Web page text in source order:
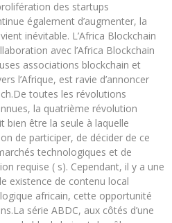
des startups
également d’augmenter, la
inévitable. L’Africa Blockchain
avec l’Africa Blockchain
associations blockchain et
l’Afrique, est ravie d’annoncer
toutes les révolutions
la quatrième révolution
bien être la seule à laquelle
de participer, de décider de ce
technologiques et de
requise ( s). Cependant, il y a une
existence de contenu local
africain, cette opportunité
série ABDC, aux côtés d’une